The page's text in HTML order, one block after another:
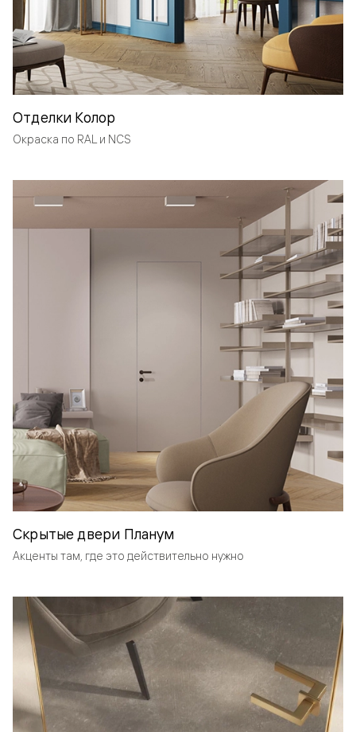
Отделки Колор
Окраска по RAL и NCS
Скрытые двери Планум
Акценты там, где это действительно нужно